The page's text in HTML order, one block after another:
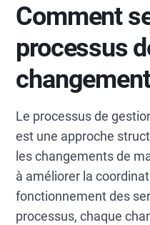
Comment
processus
Le processus de
est une approche
les changements de
à améliorer la
fonctionnement des
processus, chaque